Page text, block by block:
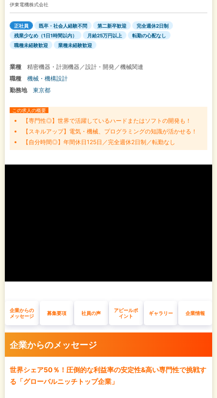
伊東電機株式会社
正社員 既卒・社会人経験不問 第二新卒歓迎
完全週休2日制
残業少なめ（1日1時間以内）
月給25万円以上
転勤の心配なし
職種未経験歓迎
業種未経験歓迎
業種
精密機器・計測機器／設計・開発／機械関連
職種
機械・機構設計
勤務地
東京都
この求人の概要
【専門性◎】世界で活躍しているハードまたはソフトの開発も！
【スキルアップ】電気・機械、プログラミングの知識が活かせる！
【自分時間◎】年間休日125日／完全週休2日制／転勤なし
企業からの
メッセージ
募集要項 社員の声
アピールポ
イント
ギャラリー 企業情報
企業からのメッセージ
世界シェア50％！圧倒的な利益率の安定性&高い専門性で挑戦す
る「グローバルニッチトップ企業」